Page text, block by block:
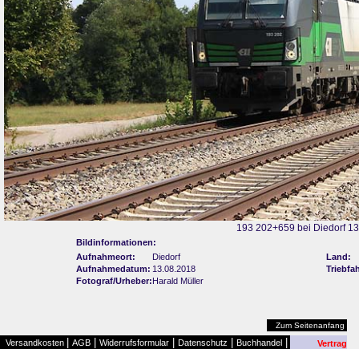
193 202+659 bei Diedorf
Bildinformationen:
Aufnahmeort:
Diedorf
Land:
Aufnahmedatum: 13.08.2018
Fotograf/Urheber:Harald Müller
Zum Seitenanfang
Versandkosten AGB Widerrufsformular Datenschutz Buchhandel
Vertrag